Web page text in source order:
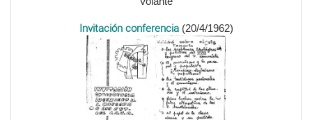
Invitación conferencia(20/4/1962)